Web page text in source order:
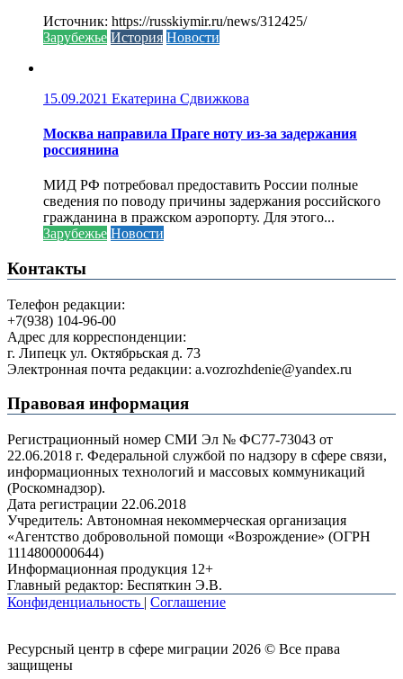
Источник: https://russkiymir.ru/news/312425/
Зарубежье История Новости
15.09.2021 Екатерина Сдвижкова
Москва направила Праге ноту из-за задержания
россиянина
МИД РФ потребовал предоставить России полные
сведения по поводу причины задержания российского
гражданина в пражском аэропорту. Для этого...
Зарубежье Новости
Контакты
Телефон редакции:
+7(938) 104-96-00
Адрес для корреспонденции:
г. Липецк ул. Октябрьская д. 73
Электронная почта редакции: a.vozrozhdenie@yandex.ru
Правовая информация
Регистрационный номер СМИ Эл № ФС77-73043 от
22.06.2018 г. Федеральной службой по надзору в сфере связи,
информационных технологий и массовых коммуникаций
(Роскомнадзор).
Дата регистрации 22.06.2018
Учредитель: Автономная некоммерческая организация
«Агентство добровольной помощи «Возрождение» (ОГРН
1114800000644)
Информационная продукция 12+
Главный редактор: Беспяткин Э.В.
Конфиденциальность | Соглашение
Ресурсный центр в сфере миграции 2026 © Все права
защищены